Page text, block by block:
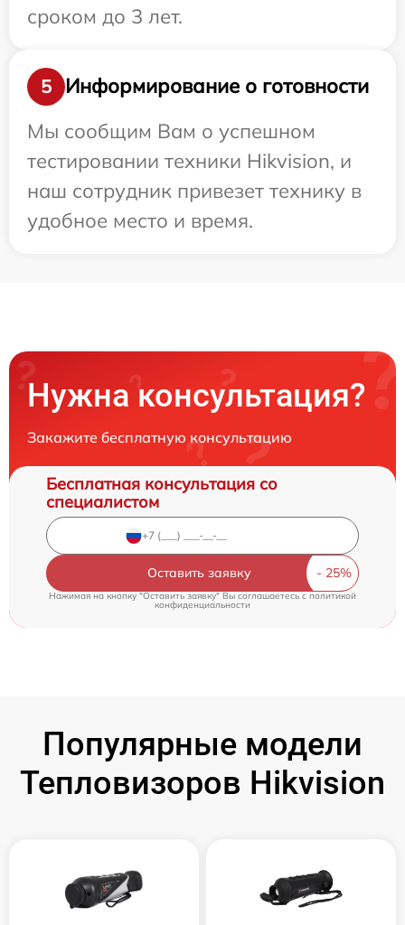
сроком до 3 лет.
5
Информирование о готовности
Мы сообщим Вам о успешном
тестировании техники Hikvision, и
наш сотрудник привезет технику в
удобное место и время.
Нужна консультация?
Закажите бесплатную консультацию
Бесплатная консультация со
специалистом
Оставить заявку
Нажимая на кнопку "Оставить заявку" Вы соглашаетесь cполитикой
конфиденциальности
Популярные модели
Тепловизоров Hikvision